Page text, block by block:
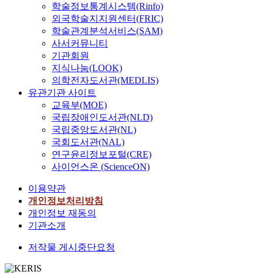
학술정보통계시스템(Rinfo)
외국학술지지원센터(FRIC)
학술관계분석서비스(SAM)
사서커뮤니티
기관회원
지식나눔(LOOK)
의학전자도서관(MEDLIS)
유관기관 사이트
교육부(MOE)
국립장애인도서관(NLD)
국립중앙도서관(NL)
국회도서관(NAL)
연구윤리정보포털(CRE)
사이언스온 (ScienceON)
이용약관
개인정보처리방침
개인정보 재동의
기관소개
저작물 게시중단요청